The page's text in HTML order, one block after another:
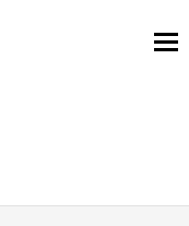
#EXVITA
3.0] EN EXVITA
[RELATIVA
A SERRAT